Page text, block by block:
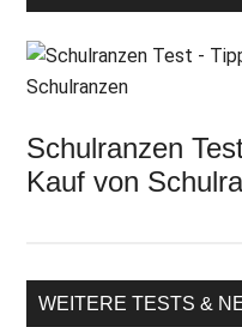
Schulranzen
Kauf von
WEITERE TESTS &